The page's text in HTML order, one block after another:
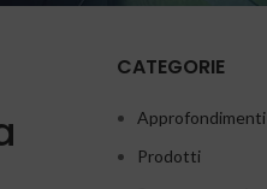
CATEGORIE
Approfondimenti
Prodotti